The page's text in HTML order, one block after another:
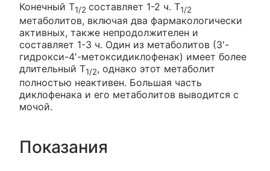
Конечный T1/2 составляет 1-2 ч. T1/2
метаболитов, включая два фармакологически
активных, также непродолжителен и
составляет 1-3 ч. Один из метаболитов (3'-
гидрокси-4'-метоксидиклофенак) имеет более
длительный T1/2, однако этот метаболит
полностью неактивен. Большая часть
диклофенака и его метаболитов выводится с
мочой.
Показания